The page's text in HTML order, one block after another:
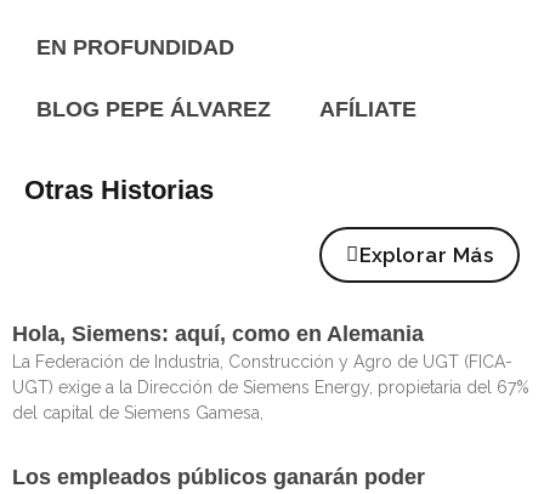
EN PROFUNDIDAD
BLOG PEPE ÁLVAREZ AFÍLIATE
Otras Historias
Explorar Más
Hola, Siemens: aquí, como en Alemania
La Federación de Industria, Construcción y Agro de UGT (FICA-
UGT) exige a la Dirección de Siemens Energy, propietaria del 67%
del capital de Siemens Gamesa,
Los empleados públicos ganarán poder